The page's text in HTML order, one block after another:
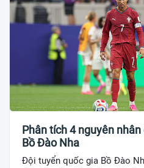
Phân tích 4 nguyên
Bồ Đào Nha
Đội tuyển quốc gia Bồ Đào